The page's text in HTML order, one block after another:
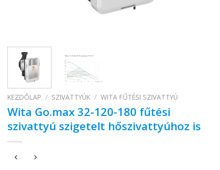
KEZDŐLAP / SZIVATTYÚK / WITA FŰTÉSI SZIVATTYÚ
Wita Go.max 32-120-180 fűtési
szivattyú szigetelt hőszivattyúhoz is